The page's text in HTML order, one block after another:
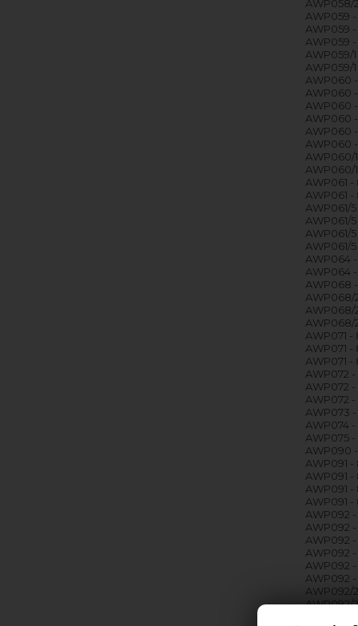
AWP058/
AWP059
AWP059
AWP059
AWP059/
AWP059/
AWP060
AWP060
AWP060
AWP060
AWP060
AWP060
AWP060/
AWP060/
AWP061
AWP061
AWP061/
AWP061/
AWP061/
AWP061/
AWP064
AWP064
AWP068
AWP068/
AWP068/
AWP068/
AWP071
AWP071 -
AWP071
AWP072
AWP072
AWP072
AWP073
AWP074
AWP075
AWP090
AWP091
AWP091
AWP091
AWP091
AWP092
AWP092
AWP092
AWP092
AWP092
AWP092
AWP092/
AWP092/